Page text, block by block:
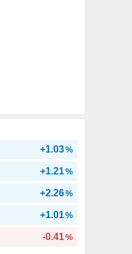
+1.03%
+1.21%
+2.26%
+1.01%
-0.41%